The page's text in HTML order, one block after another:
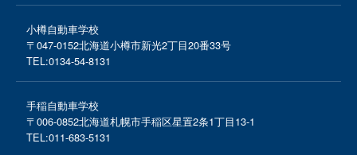
小樽自動車学校
〒047-0152北海道小樽市新光2丁目20番33号
TEL:0134-54-8131
手稲自動車学校
〒006-0852北海道札幌市手稲区星置2条1丁目13-1
TEL:011-683-5131